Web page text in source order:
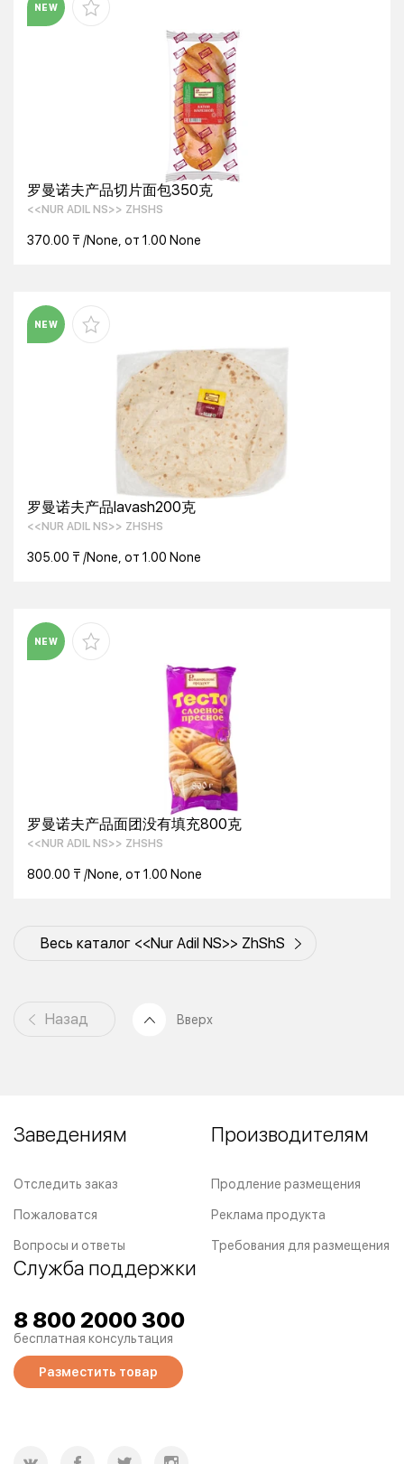
NEW
罗曼诺夫产品切片面包350克
<<NUR ADIL NS>> ZHSHS
370.00 ₸ /None, от 1.00 None
NEW
罗曼诺夫产品lavash200克
<<NUR ADIL NS>> ZHSHS
305.00 ₸ /None, от 1.00 None
NEW
罗曼诺夫产品面团没有填充800克
<<NUR ADIL NS>> ZHSHS
800.00 ₸ /None, от 1.00 None
Весь каталог <<Nur Adil NS>> ZhShS
Назад Вверх
Заведениям
Отследить заказ
Пожаловатся
Вопросы и ответы
Производителям
Продление размещения
Реклама продукта
Требования для размещения
Служба поддержки
8 800 2000 300
бесплатная консультация
Разместить товар